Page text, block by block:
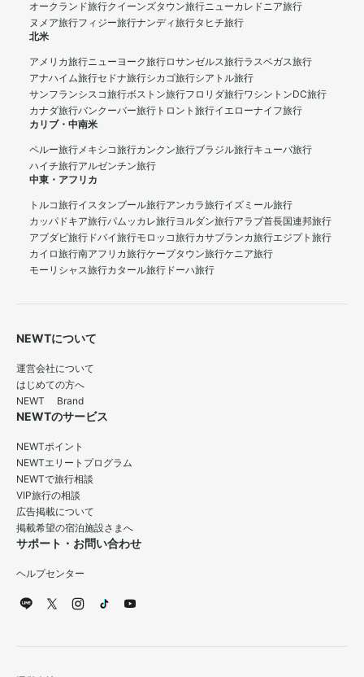
オークランド旅行クイーンズタウン旅行ニューカレドニア旅行
ヌメア旅行フィジー旅行ナンディ旅行タヒチ旅行
北米
アメリカ旅行ニューヨーク旅行ロサンゼルス旅行ラスベガス旅行
アナハイム旅行セドナ旅行シカゴ旅行シアトル旅行
サンフランシスコ旅行ボストン旅行フロリダ旅行ワシントンDC旅行
カナダ旅行バンクーバー旅行 トロント旅行イエローナイフ旅行
カリブ・中南米
ペルー旅行メキシコ旅行カンクン旅行ブラジル旅行キューバ旅行
ハイチ旅行アルゼンチン旅行
中東・アフリカ
トルコ旅行イスタンブール旅行アンカラ旅行イズミール旅行
カッパドキア旅行パムッカレ旅行ヨルダン旅行アラブ首長国連邦旅行
アブダビ旅行 ドバイ旅行モロッコ旅行カサブランカ旅行エジプト旅行
カイロ旅行南アフリカ旅行ケープタウン旅行ケニア旅行
モーリシャス旅行カタール旅行 ドーハ旅行
NEWTについて
運営会社について
はじめての方へ
NEWT Brand
NEWTのサービス
NEWTポイント
NEWTエリートプログラム
NEWTで旅行相談
VIP旅行の相談
広告掲載について
掲載希望の宿泊施設さまへ
サポート・お問い合わせ
ヘルプセンター